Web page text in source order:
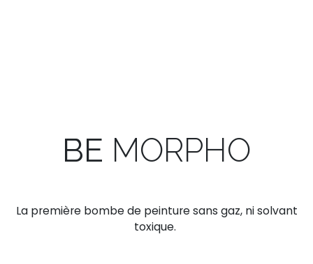
BE MORPHO
La première bombe de peinture sans gaz, ni solvant
toxique.